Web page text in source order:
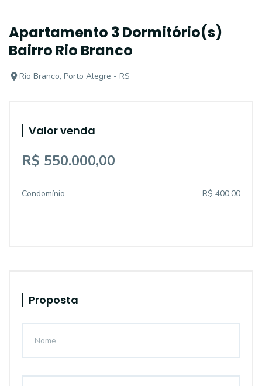
Apartamento 3 Dormitório(s)
Bairro Rio Branco
Rio Branco, Porto Alegre - RS
Valor venda
R$ 550.000,00
Condomínio R$ 400,00
Proposta